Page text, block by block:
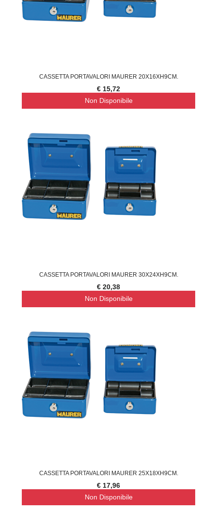
CASSETTA PORTAVALORI MAURER 20X16XH9CM.
€ 15,72
Non Disponibile
CASSETTA PORTAVALORI MAURER 30X24XH9CM.
€ 20,38
Non Disponibile
CASSETTA PORTAVALORI MAURER 25X18XH9CM.
€ 17,96
Non Disponibile